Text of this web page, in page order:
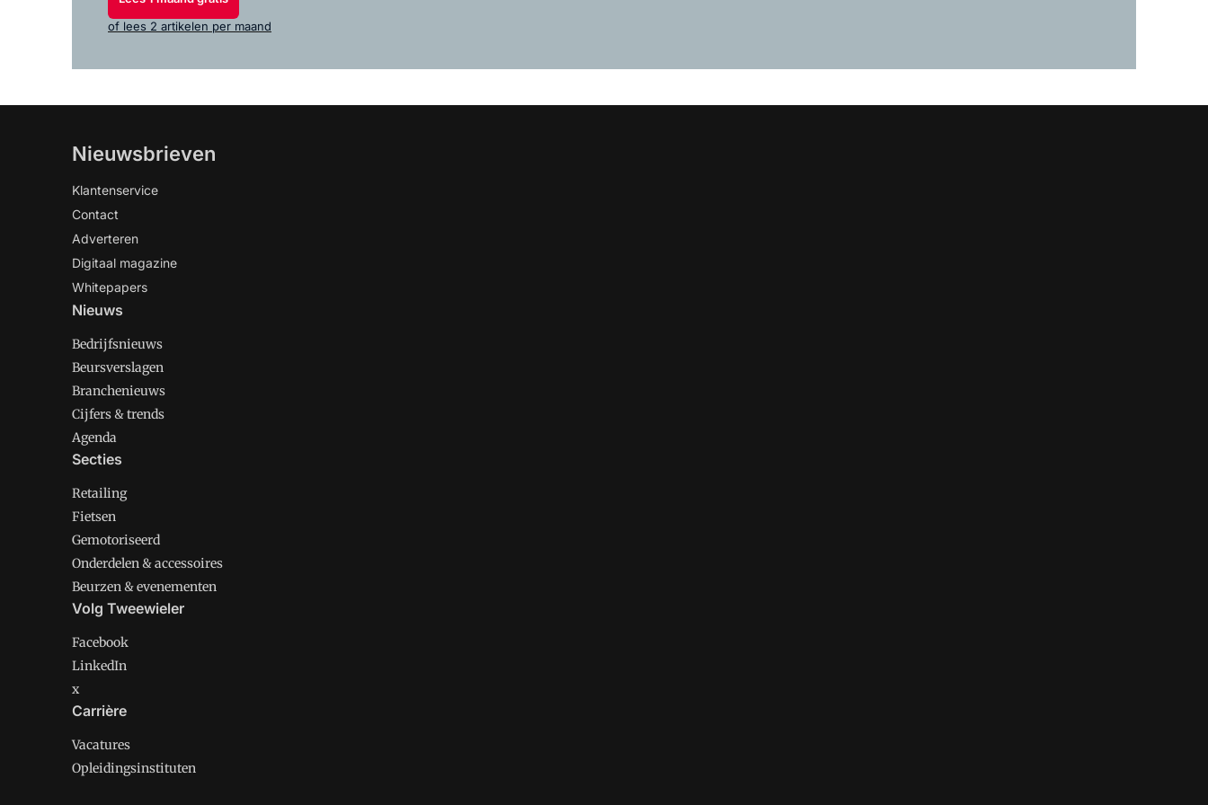
of lees 2 artikelen per maand
Nieuwsbrieven
Klantenservice
Contact
Adverteren
Digitaal magazine
Whitepapers
Nieuws
Bedrijfsnieuws
Beursverslagen
Branchenieuws
Cijfers & trends
Agenda
Secties
Retailing
Fietsen
Gemotoriseerd
Onderdelen & accessoires
Beurzen & evenementen
Volg Tweewieler
Facebook
LinkedIn
x
Carrière
Vacatures
Opleidingsinstituten